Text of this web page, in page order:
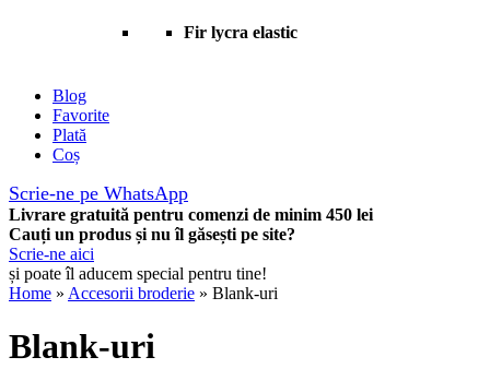
Fir lycra elastic
Blog
Favorite
Plată
Coș
Scrie-ne pe WhatsApp
Livrare gratuită pentru comenzi de minim 450 lei
Cauți un produs și nu îl găsești pe site?
Scrie-ne aici
și poate îl aducem special pentru tine!
Home » Accesorii broderie » Blank-uri
Blank-uri